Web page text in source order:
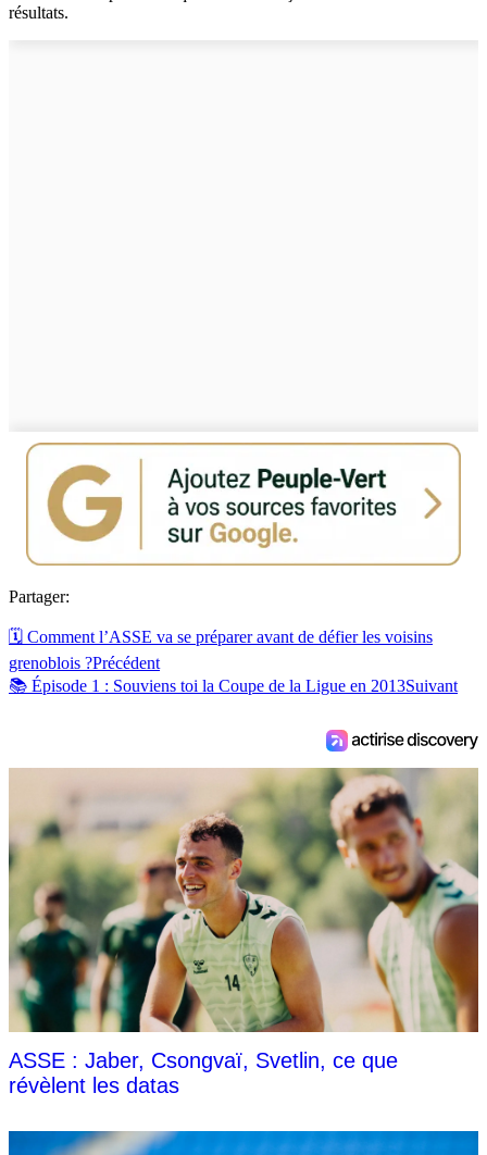
résultats.
Partager:
🗓️ Comment l’ASSE va se préparer avant de défier les voisins
grenoblois ?Précédent
📚 Épisode 1 : Souviens toi la Coupe de la Ligue en 2013Suivant
ASSE : Jaber, Csongvaï, Svetlin, ce que
révèlent les datas